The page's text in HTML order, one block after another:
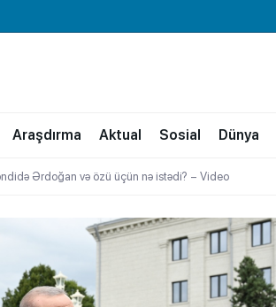
Araşdırma Aktual Sosial Dünya
Ərdoğan və özü üçün nə istədi? – Video